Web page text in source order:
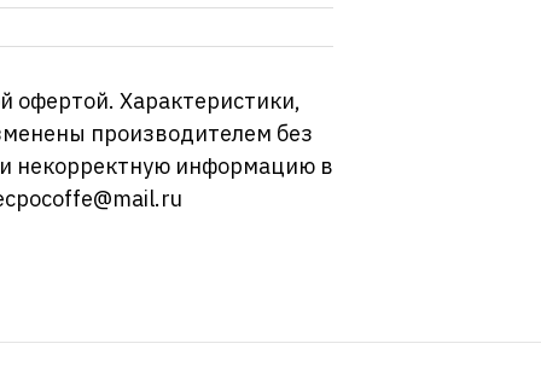
офертой. Характеристики,
производителем без
некорректную информацию в